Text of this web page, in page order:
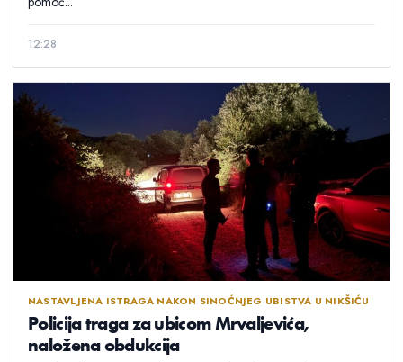
12:28
NASTAVLJENA ISTRAGA NAKON SINOĆNJEG UBISTVA U NIKŠIĆU
Policija traga za ubicom Mrvaljevića,
naložena obdukcija